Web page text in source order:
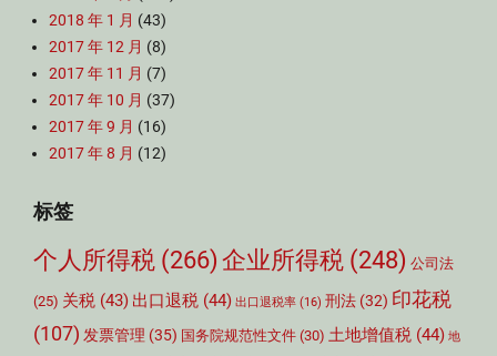
2018 年 1 月 (43)
2017 年 12 月 (8)
2017 年 11 月 (7)
2017 年 10 月 (37)
2017 年 9 月 (16)
2017 年 8 月 (12)
标签
个人所得税 (266) 企业所得税 (248) 公司法
(25) 关税 (43) 出口退税 (44) 出口退税率 (16) 刑法 (32) 印花税
(107) 发票管理 (35) 国务院规范性文件 (30) 土地增值税 (44) 地